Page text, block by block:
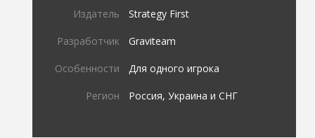
Издатель Strategy First
Разработчик Graviteam
Особенности Для одного игрока
Регион Россия, Украина и СНГ